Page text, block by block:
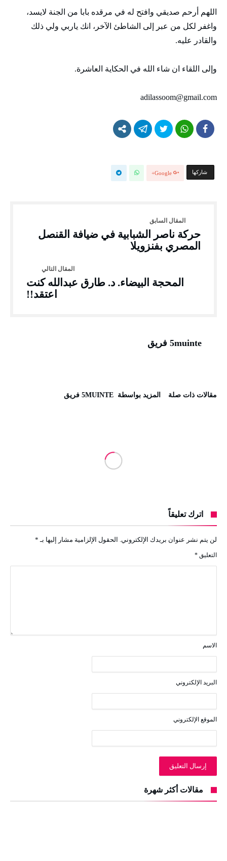
اللهم أرحم صديقي وافتح له في مرقده بابا من الجنة لايسد،
واغفر لكل من عبر إلى الشاطئ الآخر، انك ياربي ولي ذلك
والقادر عليه.
وإلى اللقاء ان شاء الله في الحكاية العاشرة.
adilassoom@gmail.com
‫‫ شاركها‬ Google+
حركة ناصر الشبابية في ضيافة القنصل
المصري بفنزويلا
المحجة البيضاء. د. طارق عبدالله كنت
اعتقد!!
5muinte فريق
‫مقالات ذات صلة‬ ‫‫المزيد بواسطة‬ ‬ 5MUINTE فريق
اترك تعليقاً
لن يتم نشر عنوان بريدك الإلكتروني. الحقول الإلزامية مشار إليها بـ *
التعليق *
الاسم
البريد الإلكتروني
الموقع الإلكتروني
مقالات أكثر شهرة